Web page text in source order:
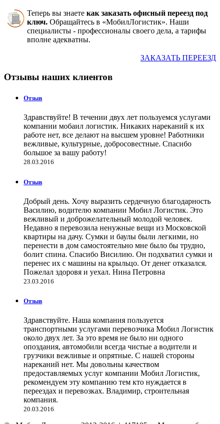
Теперь вы знаете как заказать офисный переезд под
ключ. Обращайтесь в «МобилЛогистик». Наши
специалисты - профессионалы своего дела, а тарифы
вполне адекватны.
ЗАКАЗАТЬ ПЕРЕЕЗД
Отзывы наших клиентов
Отзыв
Здравствуйте! В течении двух лет пользуемся услугами
компании мобаил логистик. Никаких нареканий к их
работе нет, все делают на высшем уровне! Работники
вежливые, культурные, добросовестные. Спасибо
большое за вашу работу!
28.03.2016
Отзыв
Добрый день. Хочу выразить сердечную благодарность
Василию, водителю компании Мобил Логистик. Это
вежливый и доброжелательный молодой человек.
Недавно я перевозила ненужные вещи из Московской
квартиры на дачу. Сумки и баулы были легкими, но
перенести в дом самостоятельно мне было бы трудно,
болит спина. Спасибо Висилию. Он подхватил сумки и
перенес их с машины на крыльцо. От денег отказался.
Пожелал здоровя и уехал. Нина Петровна
23.03.2016
Отзыв
Здравствуйте. Наша компания пользуется
транспортными услугами перевозчика Мобил Логистик
около двух лет. За это время не было ни одного
опоздания, автомобили всегда чистые а водители и
грузчики вежливые и опрятные. С нашей стороны
нареканий нет. Мы довольны качеством
предоставляемых услуг компании Мобил Логистик,
рекомендуем эту компанию тем кто нуждается в
переездах и перевозках. Владимир, строительная
компания.
20.03.2016